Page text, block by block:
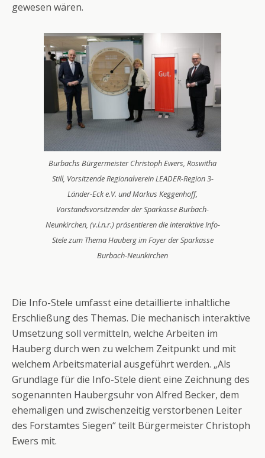
gewesen wären.
Burbachs Bürgermeister Christoph Ewers, Roswitha
Still, Vorsitzende Regionalverein LEADER-Region 3-
Länder-Eck e.V. und Markus Keggenhoff,
Vorstandsvorsitzender der Sparkasse Burbach-
Neunkirchen, (v.l.n.r.) präsentieren die interaktive Info-
Stele zum Thema Hauberg im Foyer der Sparkasse
Burbach-Neunkirchen
Die Info-Stele umfasst eine detaillierte inhaltliche
Erschließung des Themas. Die mechanisch interaktive
Umsetzung soll vermitteln, welche Arbeiten im
Hauberg durch wen zu welchem Zeitpunkt und mit
welchem Arbeitsmaterial ausgeführt werden. „Als
Grundlage für die Info-Stele dient eine Zeichnung des
sogenannten Haubergsuhr von Alfred Becker, dem
ehemaligen und zwischenzeitig verstorbenen Leiter
des Forstamtes Siegen“ teilt Bürgermeister Christoph
Ewers mit.